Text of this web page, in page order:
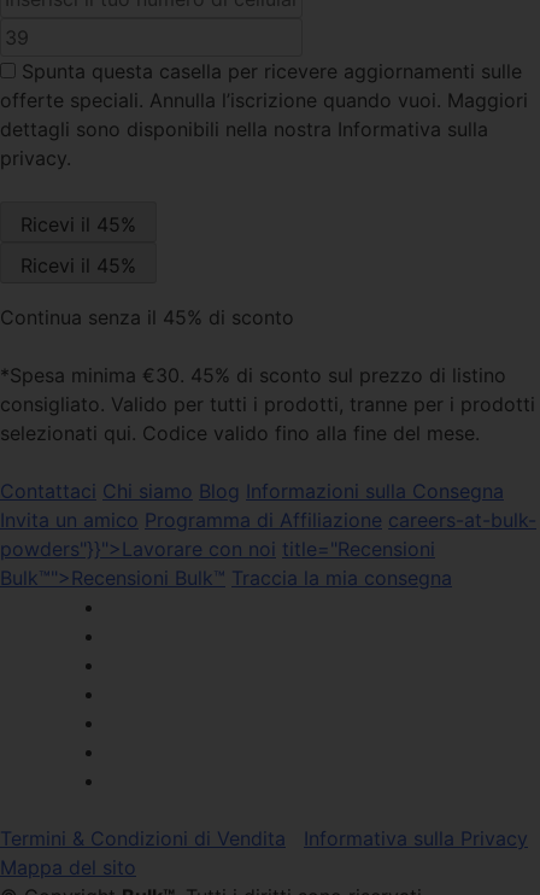
Spunta questa casella per ricevere aggiornamenti sulle
offerte speciali. Annulla l’iscrizione quando vuoi. Maggiori
dettagli sono disponibili nella nostra Informativa sulla
privacy.
Continua senza il 45% di sconto
*Spesa minima €30. 45% di sconto sul prezzo di listino
consigliato. Valido per tutti i prodotti, tranne per i prodotti
selezionati qui. Codice valido fino alla fine del mese.
Contattaci Chi siamo Blog Informazioni sulla Consegna
Invita un amico Programma di Affiliazione careers-at-bulk-
powders"}}">Lavorare con noi title="Recensioni
Bulk™">Recensioni Bulk™ Traccia la mia consegna
Termini & Condizioni di Vendita
Informativa sulla Privacy
Mappa del sito